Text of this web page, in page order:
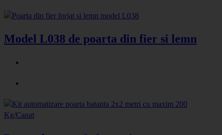
Model L038 de poarta din fier si lemn